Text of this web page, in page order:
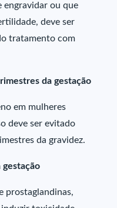
engravidar ou que
deve ser
tratamento com
da gestação
em mulheres
deve ser evitado
da gravidez.
prostaglandinas,